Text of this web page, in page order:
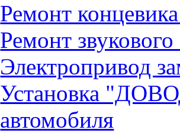
Ремонт
Ремонт
Электропривод
Установка
автомобиля